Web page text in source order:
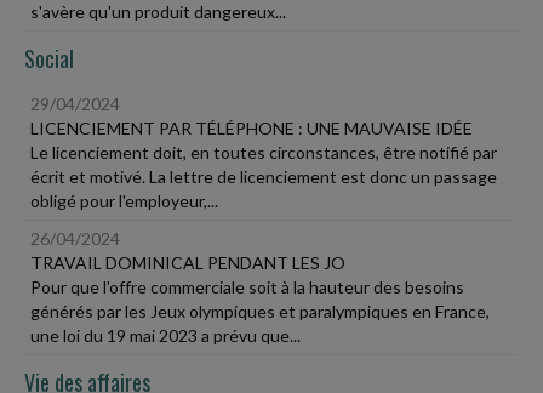
s'avère qu'un produit dangereux...
Social
29/04/2024
LICENCIEMENT PAR TÉLÉPHONE : UNE MAUVAISE IDÉE
Le licenciement doit, en toutes circonstances, être notifié par
écrit et motivé. La lettre de licenciement est donc un passage
obligé pour l'employeur,...
26/04/2024
TRAVAIL DOMINICAL PENDANT LES JO
Pour que l'offre commerciale soit à la hauteur des besoins
générés par les Jeux olympiques et paralympiques en France,
une loi du 19 mai 2023 a prévu que...
Vie des affaires